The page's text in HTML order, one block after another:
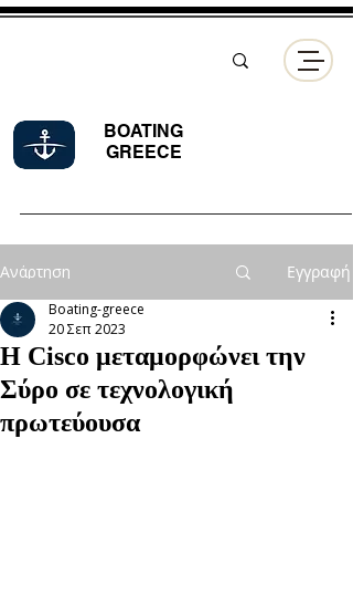
BOATING
GREECE
Ανάρτηση Εγγραφή
Η Cisco μεταμορφώνει την
Σύρο σε τεχνολογική
πρωτεύουσα
Boating-greece
20 Σεπ 2023